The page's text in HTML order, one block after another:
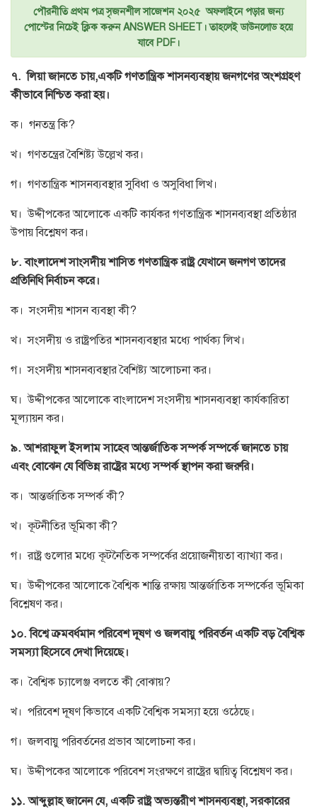
পৌরনীতি প্রথম পত্র সৃজনশীল সাজেশন ২০২৫ অফলাইনে পড়ার জন্য
পোস্টের নিচেই ক্লিক করুন ANSWER SHEET। তাহলেই ডাউনলোড হয়ে
যাবে PDF।
৭. লিয়া জানতে চায়,একটি গণতান্ত্রিক শাসনব্যবস্থায় জনগণের অংশগ্রহণ
কীভাবে নিশ্চিত করা হয়।
ক। গনতন্ত্র কি?
খ। গণতন্ত্রের বৈশিষ্ট্য উল্লেখ কর।
গ। গণতান্ত্রিক শাসনব্যবস্থার সুবিধা ও অসুবিধা লিখ।
ঘ। উদ্দীপকের আলোকে একটি কার্যকর গণতান্ত্রিক শাসনব্যবস্থা প্রতিষ্ঠার
উপায় বিশ্লেষণ কর।
৮. বাংলাদেশ সাংসদীয় শাসিত গণতান্ত্রিক রাষ্ট্র যেখানে জনগণ তাদের
প্রতিনিধি নির্বাচন করে।
ক। সংসদীয় শাসন ব্যবস্থা কী?
খ। সংসদীয় ও রাষ্ট্রপতির শাসনব্যবস্থার মধ্যে পার্থক্য লিখ।
গ। সংসদীয় শাসনব্যবস্থার বৈশিষ্ট্য আলোচনা কর।
ঘ। উদ্দীপকের আলোকে বাংলাদেশ সংসদীয় শাসনব্যবস্থা কার্যকারিতা
মূল্যায়ন কর।
৯. আশরাফুল ইসলাম সাহেব আন্তর্জাতিক সম্পর্ক সম্পর্কে জানতে চায়
এবং বোঝেন যে বিভিন্ন রাষ্ট্রের মধ্যে সম্পর্ক স্থাপন করা জরুরি।
ক। আন্তর্জাতিক সম্পর্ক কী?
খ। কূটনীতির ভূমিকা কী?
গ। রাষ্ট্র গুলোর মধ্যে কূটনৈতিক সম্পর্কের প্রয়োজনীয়তা ব্যাখ্যা কর।
ঘ। উদ্দীপকের আলোকে বৈশ্বিক শান্তি রক্ষায় আন্তর্জাতিক সম্পর্কের ভূমিকা
বিশ্লেষণ কর।
১০. বিশ্বে ক্রমবর্ধমান পরিবেশ দূষণ ও জলবায়ু পরিবর্তন একটি বড় বৈশ্বিক
সমস্যা হিসেবে দেখা দিয়েছে।
ক। বৈশ্বিক চ্যালেঞ্জ বলতে কী বোঝায়?
খ। পরিবেশ দূষণ কিভাবে একটি বৈশ্বিক সমস্যা হয়ে ওঠেছে।
গ। জলবায়ু পরিবর্তনের প্রভাব আলোচনা কর।
ঘ। উদ্দীপকের আলোকে পরিবেশ সংরক্ষণে রাষ্ট্রের দ্বায়িত্ব বিশ্লেষণ কর।
১১. আব্দুল্লাহ জানেন যে, একটি রাষ্ট্র অভ্যন্তরীণ শাসনব্যবস্থা, সরকারের